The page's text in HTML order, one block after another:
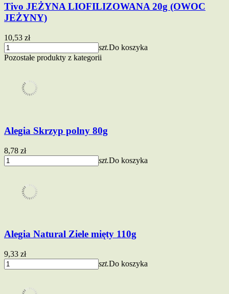
Tivo JEŻYNA LIOFILIZOWANA 20g (OWOC
JEŻYNY)
10,53 zł
szt.Do koszyka
Pozostałe produkty z kategorii
Alegia Skrzyp polny 80g
8,78 zł
szt.Do koszyka
Alegia Natural Ziele mięty 110g
9,33 zł
szt.Do koszyka